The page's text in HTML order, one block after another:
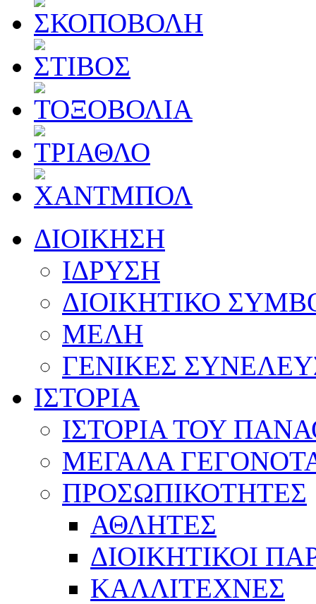
ΔΙΟΙΚΗΣΗ
ΙΔΡΥΣΗ
ΔΙΟΙΚΗΤΙΚΟ
ΜΕΛΗ
ΓΕΝΙΚΕΣ
ΙΣΤΟΡΙΑ
ΙΣΤΟΡΙΑ ΤΟΥ
ΜΕΓΑΛΑ
ΠΡΟΣΩΠΙΚΟΤΗΤΕΣ
ΑΘΛΗΤΕΣ
ΔΙΟΙΚΗΤΙΚΟΙ
ΚΑΛΛΙΤΕΧΝΕΣ